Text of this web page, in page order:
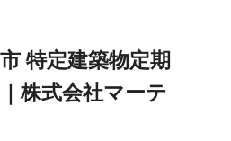
特定建築物定期
株式会社マーテ